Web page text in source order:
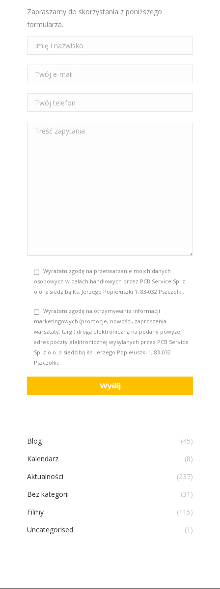
Zapraszamy do skorzystania z poniższego
formularza.
Wyrażam zgodę na przetwarzanie moich danych
osobowych w celach handlowych przez PCB Service Sp. z
o.o. z siedzibą Ks. Jerzego Popiełuszki 1, 83-032 Pszczółki.
Wyrażam zgodę na otrzymywanie informacji
marketingowych (promocje, nowości, zaproszenia
warsztaty, targi) drogą elektroniczną na podany powyżej
adres poczty elektronicznej wysyłanych przez PCB Service
Sp. z o.o. z siedzibą Ks. Jerzego Popiełuszki 1, 83-032
Pszczółki.
Blog
(45)
Kalendarz
(8)
Aktualności
(237)
Bez kategorii
(31)
Filmy
(115)
Uncategorised
(1)